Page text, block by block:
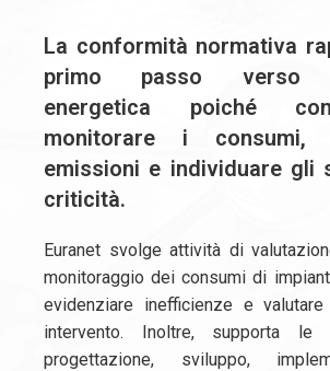
La conformità normativa
primo passo verso
energetica poiché
monitorare i
emissioni e individuare gli
criticità.
Euranet svolge attività di
monitoraggio dei consumi di
evidenziare inefficienze e
intervento. Inoltre, supporta le
progettazione, sviluppo,